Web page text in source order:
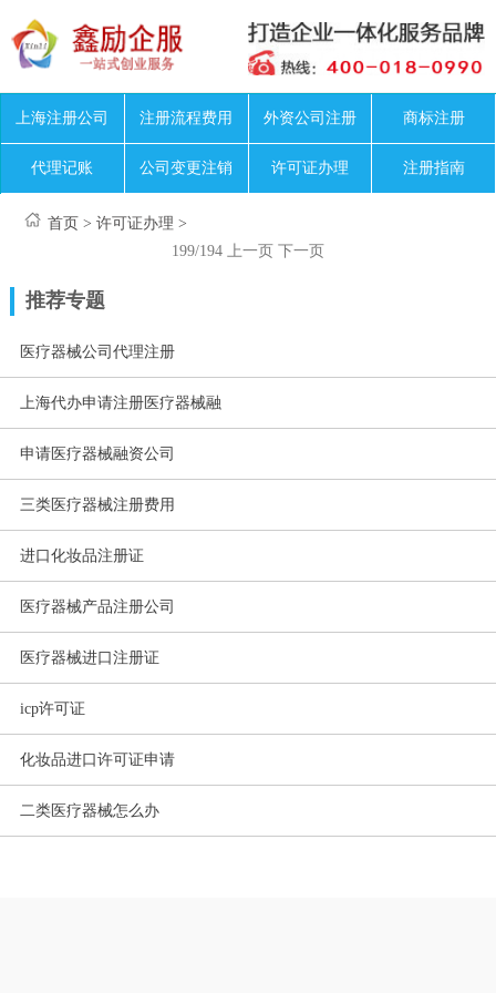
上海注册公司 注册流程费用 外资公司注册 商标注册
代理记账 公司变更注销 许可证办理 注册指南
首页 >许可证办理 >
199/194
上一页 下一页
推荐专题
医疗器械公司代理注册
上海代办申请注册医疗器械融
申请医疗器械融资公司
三类医疗器械注册费用
进口化妆品注册证
医疗器械产品注册公司
医疗器械进口注册证
icp许可证
化妆品进口许可证申请
二类医疗器械怎么办